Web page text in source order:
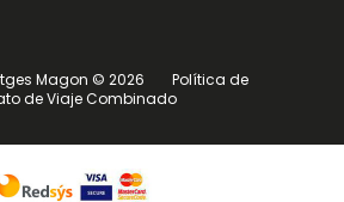
Magon © 2026
Política de
de Viaje Combinado